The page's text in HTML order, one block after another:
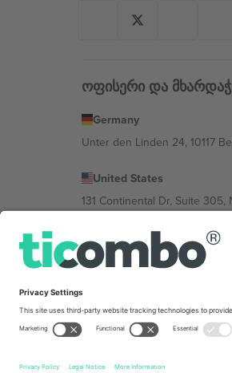
ოფისერი და
Germany
Unter den Linden 24, 10117
United States
131 Continental Dr, Suite 305,
Bulgaria
Regus Sofia City West, bul
Av Chapultepec 360, Roma
კონკრეტული პირობები.,